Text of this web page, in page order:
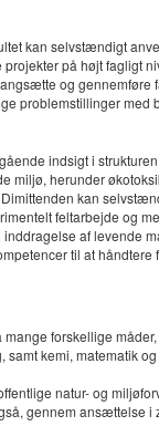
kan selvstændigt
på højt fagligt
og
problemstillinger
indsigt i
miljø, herunder
kan
feltarbejde og
af levende
til at
forskellige
kemi, matematik
natur- og
gennem ansættelse